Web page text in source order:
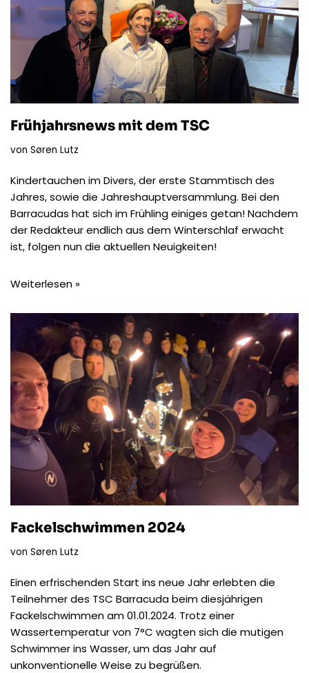
Frühjahrsnews mit dem TSC
von Søren Lutz
Kindertauchen im Divers, der erste Stammtisch des
Jahres, sowie die Jahreshauptversammlung. Bei den
Barracudas hat sich im Frühling einiges getan! Nachdem
der Redakteur endlich aus dem Winterschlaf erwacht
ist, folgen nun die aktuellen Neuigkeiten!
Weiterlesen »
Fackelschwimmen 2024
von Søren Lutz
Einen erfrischenden Start ins neue Jahr erlebten die
Teilnehmer des TSC Barracuda beim diesjährigen
Fackelschwimmen am 01.01.2024. Trotz einer
Wassertemperatur von 7°C wagten sich die mutigen
Schwimmer ins Wasser, um das Jahr auf
unkonventionelle Weise zu begrüßen.